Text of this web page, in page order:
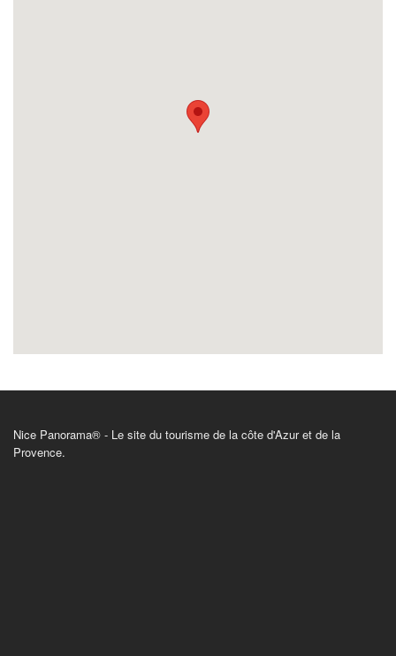
Nice Panorama® - Le site du tourisme de la côte d'Azur et de la
Provence.